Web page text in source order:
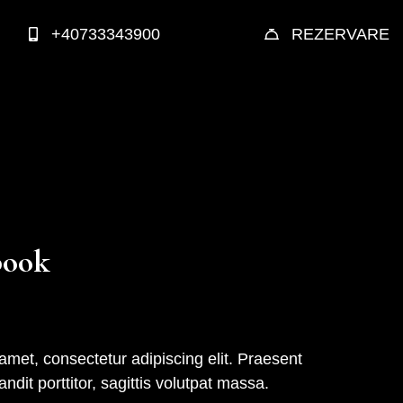
+40733343900 REZERVARE
consectetur adipiscing elit. Praesent
porttitor, sagittis volutpat massa.